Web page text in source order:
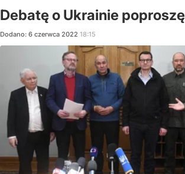
Debatę o Ukrainie poproszę
Dodano: 6 czerwca 2022 18:15